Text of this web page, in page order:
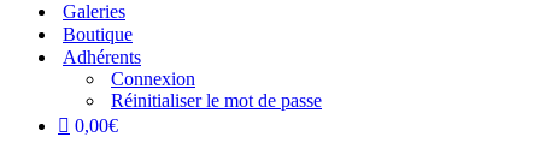
Galeries
Boutique
Adhérents
Connexion
Réinitialiser le mot de passe
0,00€